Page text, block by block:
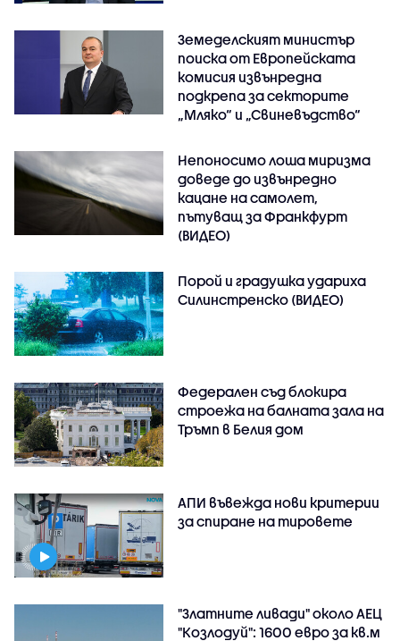
Земеделският министър
поиска от Европейската
комисия извънредна
подкрепа за секторите
„Мляко“ и „Свиневъдство“
Непоносимо лоша миризма
доведе до извънредно
кацане на самолет,
пътуващ за Франкфурт
(ВИДЕО)
Порой и градушка удариха
Силинстренско (ВИДЕО)
Федерален съд блокира
строежа на балната зала на
Тръмп в Белия дом
АПИ въвежда нови критерии
за спиране на тировете
"Златните ливади" около АЕЦ
"Козлодуй": 1600 евро за кв.м